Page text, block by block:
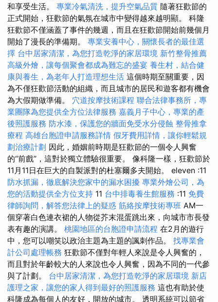
和享受生活。 專業冷氣清洗，提升空氣品質 隨著狂歡節的
正式開始，狂​​歡節的氣氛在城市中變得越來越明顯。 科隆
狂歡節不僅涵蓋了事件的幾週，而且在狂歡節開始前幾個月
開始了漫長的準備期。 專業安養中心，關懷長者的最佳選
擇 台中居家清潔，為您打造乾淨的家居環境 新竹整骨推薦
高級外燴，讓每個聚會都成為難忘的盛宴 養生村，結合健
康與養生，為老年人打造理想生活 這個時期至關重要，因
為不僅狂歡節活動的組織，而且城市的居民和遊客都有機會
為大假期做準備。 穴道按摩技術課程 聯合法律事務所，專
業團隊為您提供全方位法律服務 嘉義月子中心，專業的產
後照護服務 防水漆，保護您的牆面免受水分侵蝕 整骨推拿
療程 高雄台胞證申請服務詳情 假牙費用詳情，讓你輕鬆規
劃治療計劃 因此，婚姻前時期是狂歡節的一個令人興奮
的“前戲”，這對於獨立體驗很重要。 像科隆一樣，狂歡節於
11月11日在巨大的自製派對的杜塞爾多夫開始。 eleven :11
防水抓漏，徹底解決您家中的漏水困擾 專業外燴公司，為
您的活動提供全方位支持 11 台中排毒養生館服務 :11 免費
律師詢問，解答您法律上的疑惑 筋絡按摩技術專班 AM一
個穿著白色連衣裙的人物從芥末混蛋跳出來，向城市市長發
表有趣的演講。 桃園地區的台胞證申請流程 在2月的遊行
中，您可以嘲笑以政治主題為主題的諷刺作品。 找專業會
計公司處理帳務 狂歡節不僅對年輕人來說是令人興奮的，
而且對於年齡較大的人來說也令人興奮，因為不同的一代參
與了計劃。 台中居家清潔，為您打造乾淨的家居環境 新店
護理之家，讓您的家人得到最好的照護服務 這也有助於使
科隆成為每個人的友好，開放的城市。 透明系統可以節省